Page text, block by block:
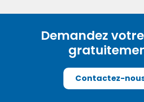
Demandez
Contactez-